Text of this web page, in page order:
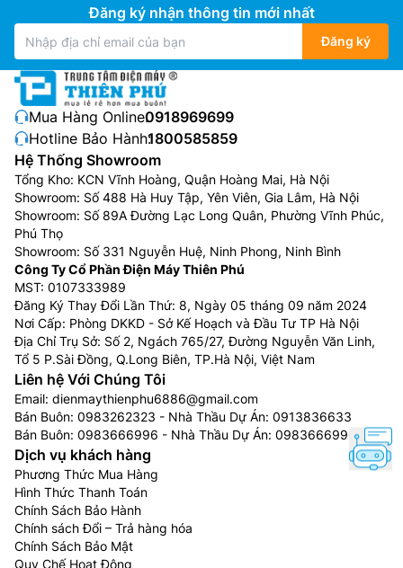
Đăng ký nhận thông tin mới nhất
Đăng ký
Mua Hàng Online:0918969699
Hotline Bảo Hành:1800585859
Hệ Thống Showroom
Tổng Kho: KCN Vĩnh Hoàng, Quận Hoàng Mai, Hà Nội
Showroom: Số 488 Hà Huy Tập, Yên Viên, Gia Lâm, Hà Nội
Showroom: Số 89A Đường Lạc Long Quân, Phường Vĩnh Phúc,
Phú Thọ
Showroom: Số 331 Nguyễn Huệ, Ninh Phong, Ninh Bình
Công Ty Cổ Phần Điện Máy Thiên Phú
MST: 0107333989
Đăng Ký Thay Đổi Lần Thứ: 8, Ngày 05 tháng 09 năm 2024
Nơi Cấp: Phòng DKKD - Sở Kế Hoạch và Đầu Tư TP Hà Nội
Địa Chỉ Trụ Sở: Số 2, Ngách 765/27, Đường Nguyễn Văn Linh,
Tổ 5 P.Sài Đồng, Q.Long Biên, TP.Hà Nội, Việt Nam
Liên hệ Với Chúng Tôi
Email: dienmaythienphu6886@gmail.com
Bán Buôn: 0983262323 - Nhà Thầu Dự Án: 0913836633
Bán Buôn: 0983666996 - Nhà Thầu Dự Án: 0983666996
Dịch vụ khách hàng
Phương Thức Mua Hàng
Hình Thức Thanh Toán
Chính Sách Bảo Hành
Chính sách Đổi – Trả hàng hóa
Chính Sách Bảo Mật
Quy Chế Hoạt Động